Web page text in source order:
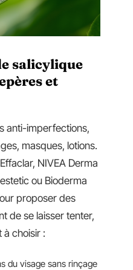
salicylique
et
anti-imperfections,
masques, lotions.
NIVEA Derma
ou Bioderma
proposer des
de se laisser tenter,
choisir :
du visage sans rinçage